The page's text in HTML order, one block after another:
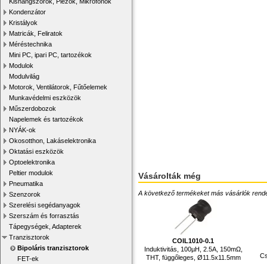
Kondenzátor
Kristályok
Matricák, Feliratok
Méréstechnika
Mini PC, ipari PC, tartozékok
Modulok
Modulvilág
Motorok, Ventilátorok, Fűtőelemek
Munkavédelmi eszközök
Műszerdobozok
Napelemek és tartozékok
NYÁK-ok
Okosotthon, Lakáselektronika
Oktatási eszközök
Optoelektronika
Peltier modulok
Pneumatika
Szenzorok
Szerelési segédanyagok
Szerszám és forrasztás
Tápegységek, Adapterek
Tranzisztorok
Bipoláris tranzisztorok
FET-ek
Vásárolták még
A következő termékeket más vásárlók
COIL1010-0.1
Induktivitás, 100µH, 2.5A, 150mΩ,
THT, függőleges, Ø11.5x11.5mm